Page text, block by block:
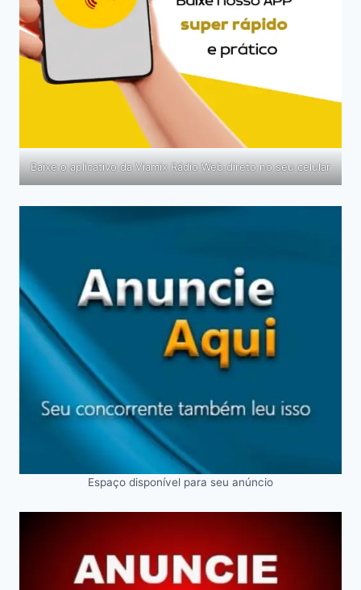
Baixe o aplicativo da Viamix Rádio Web direto no seu celular
Espaço disponível para seu anúncio